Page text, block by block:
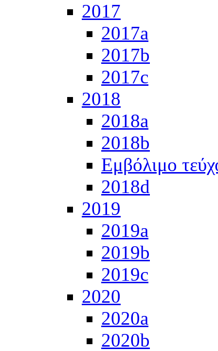
2017
2017a
2017b
2017c
2018
2018a
2018b
Εμβόλιμο
2018d
2019
2019a
2019b
2019c
2020
2020a
2020b